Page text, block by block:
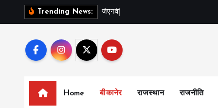
Trending News: जएनव
Home बीकानेर राजस्थान राजनीति